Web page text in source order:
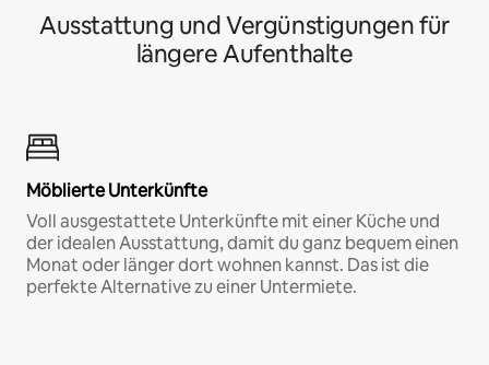
Ausstattung und Vergünstigungen für
längere Aufenthalte
Möblierte Unterkünfte
Voll ausgestattete Unterkünfte mit einer Küche und
der idealen Ausstattung, damit du ganz bequem einen
Monat oder länger dort wohnen kannst. Das ist die
perfekte Alternative zu einer Untermiete.